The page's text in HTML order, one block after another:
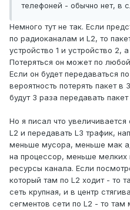
телефоней - обычно нет, в
Немного тут не так. Если
по радиоканалам и L2, то
устройство 1 и устройство 2,
Потеряться он может по
Если он будет передаваться
вероятность потерять пакет в
будут 3 раза передавать
Но я писал что
L2 и передавать L3 трафик,
меньше мусора, меньше мак
на процессор, меньше мелких
ресурсы канала. Если
который там по L2 ходит - то
сеть крупная, и в центр
сегментов сети по L2 - то